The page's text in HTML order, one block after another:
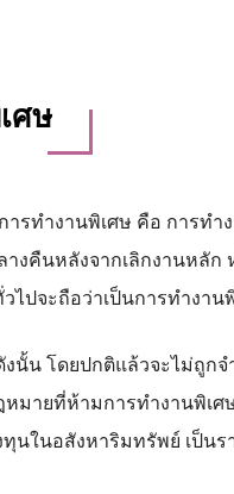
ศษ
รทำงานพิเศษ คือ การทำ
งคืนหลังจากเลิกงานหลั
ไปจะถือว่าเป็นการทำงาน
นั้น โดยปกติแล้วจะไม่ถูก
มายที่ห้ามการทำงานพิเ
นในอสังหาริมทรัพย์ เป็น